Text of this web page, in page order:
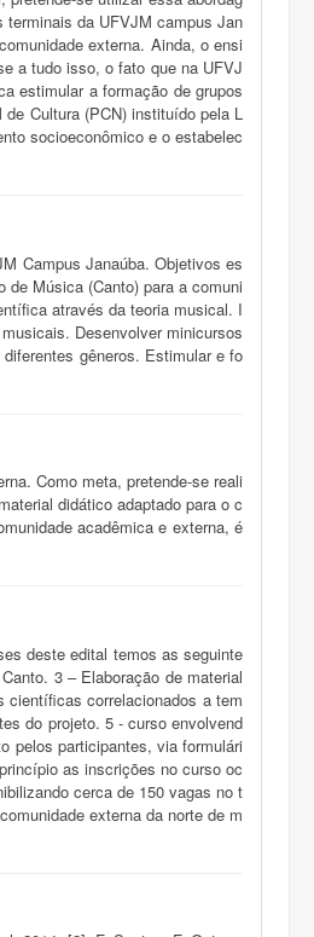
da UFVJM campus Jan
externa. Ainda, o ensi
a tudo isso, o fato que na UFVJ
estimular a formação de grupos
Cultura (PCN) instituído pela L
socioeconômico e o estabelec
Campus Janaúba. Objetivos es
Música (Canto) para a comuni
através da teoria musical. I
Desenvolver minicursos
gêneros. Estimular e fo
Como meta, pretende-se reali
didático adaptado para o c
acadêmica e externa, é
deste edital temos as seguinte
3 – Elaboração de material
científicas correlacionados a tem
do projeto. 5 - curso envolvend
pelos participantes, via formulári
as inscrições no curso oc
cerca de 150 vagas no t
externa da norte de m